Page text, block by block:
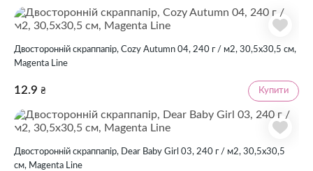
Двосторонній скраппапір, Cozy Autumn 04, 240 г / м2, 30,5х30,5 см,
Magenta Line
12.9 ₴ Купити
Двосторонній скраппапір, Dear Baby Girl 03, 240 г / м2, 30,5х30,5
см, Magenta Line